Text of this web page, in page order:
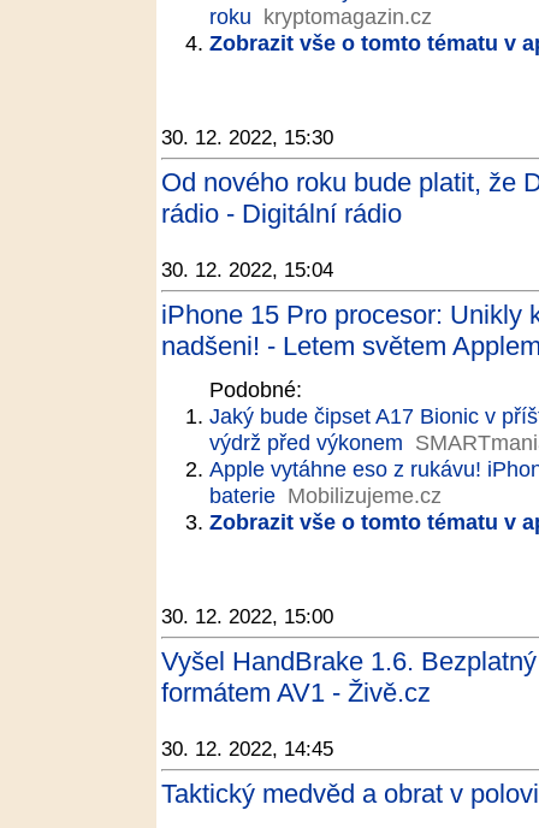
roku kryptomagazin.cz
Zobrazit vše o tomto tématu v
30. 12. 2022, 15:30
Od nového roku bude platit, že
rádio - Digitální rádio
30. 12. 2022, 15:04
iPhone 15 Pro procesor: Unikly
nadšeni! - Letem světem
Podobné:
Jaký bude čipset A17 Bionic v
výdrž před výkonem
Apple vytáhne eso z rukávu!
baterie Mobilizujeme.cz
Zobrazit vše o tomto tématu v
30. 12. 2022, 15:00
Vyšel HandBrake 1.6.
formátem AV1 - Živě.cz
30. 12. 2022, 14:45
Taktický medvěd a obrat v